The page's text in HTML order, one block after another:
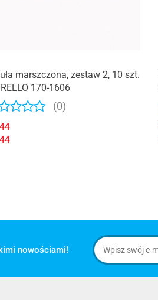
marszczona, zestaw 2, 10 szt.
170-1606
(0)
nowościami!